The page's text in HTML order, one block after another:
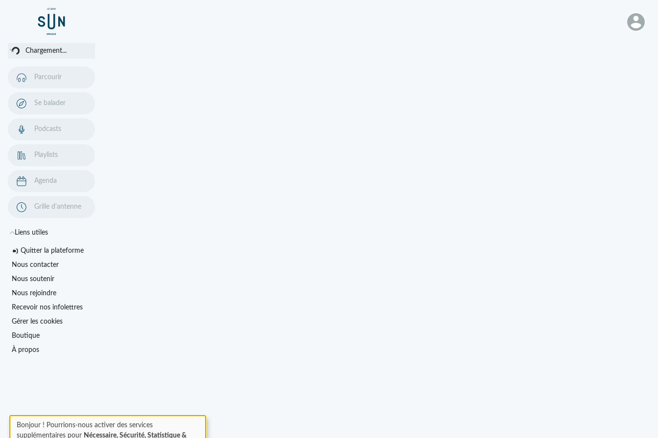
Chargement...
Parcourir
Se balader
Podcasts
Playlists
Agenda
Grille d'antenne
Liens utiles
Quitter la plateforme
Nous contacter
Nous soutenir
Nous rejoindre
Recevoir nos infolettres
Gérer les cookies
Boutique
À propos
Bonjour ! Pourrions-nous activer des services
supplémentaires pour Nécessaire, Sécurité, Statistique &